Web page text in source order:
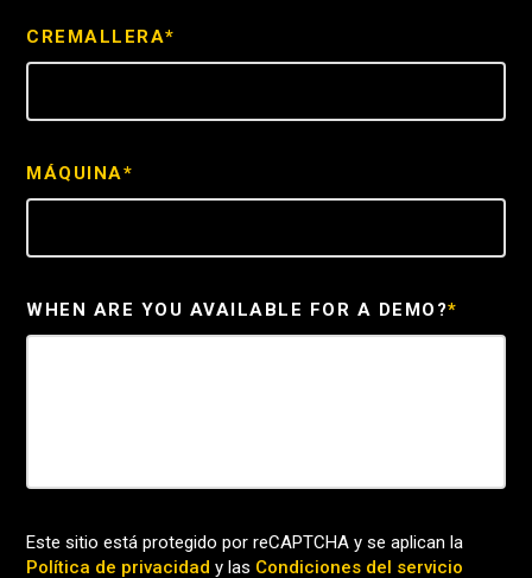
CREMALLERA*
MÁQUINA*
WHEN ARE YOU AVAILABLE FOR A DEMO?*
Este sitio está protegido por reCAPTCHA y se aplican la
Política de privacidad y las Condiciones del servicio